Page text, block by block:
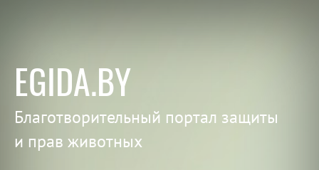
EGIDA.BY
Благотворительный портал защиты
и прав животных